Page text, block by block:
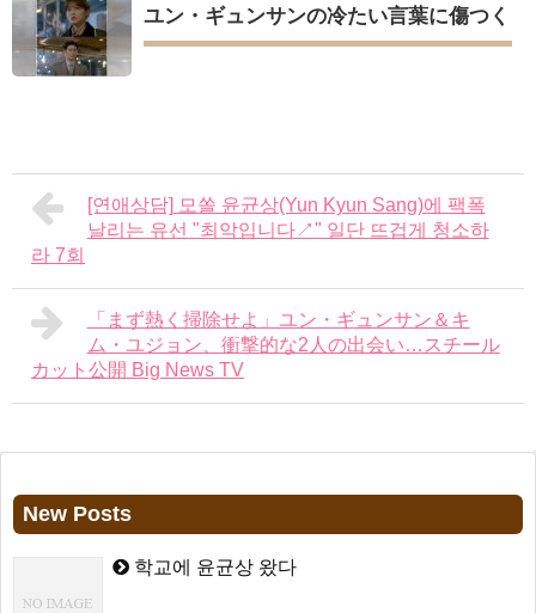
ユン・ギュンサンの冷たい言葉に傷つく
[연애상담] 모쏠 윤균상(Yun Kyun Sang)에 팩폭
날리는 유선 "최악입니다↗" 일단 뜨겁게 청소하
라 7회
「まず熱く掃除せよ」ユン・ギュンサン＆キ
ム・ユジョン、衝撃的な2人の出会い…スチール
カット公開 Big News TV
New Posts
학교에 윤균상 왔다